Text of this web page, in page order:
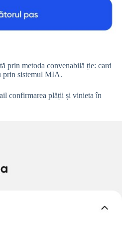
prin metoda convenabilă ție: card
prin sistemul MIA.
confirmarea plății și vinieta în